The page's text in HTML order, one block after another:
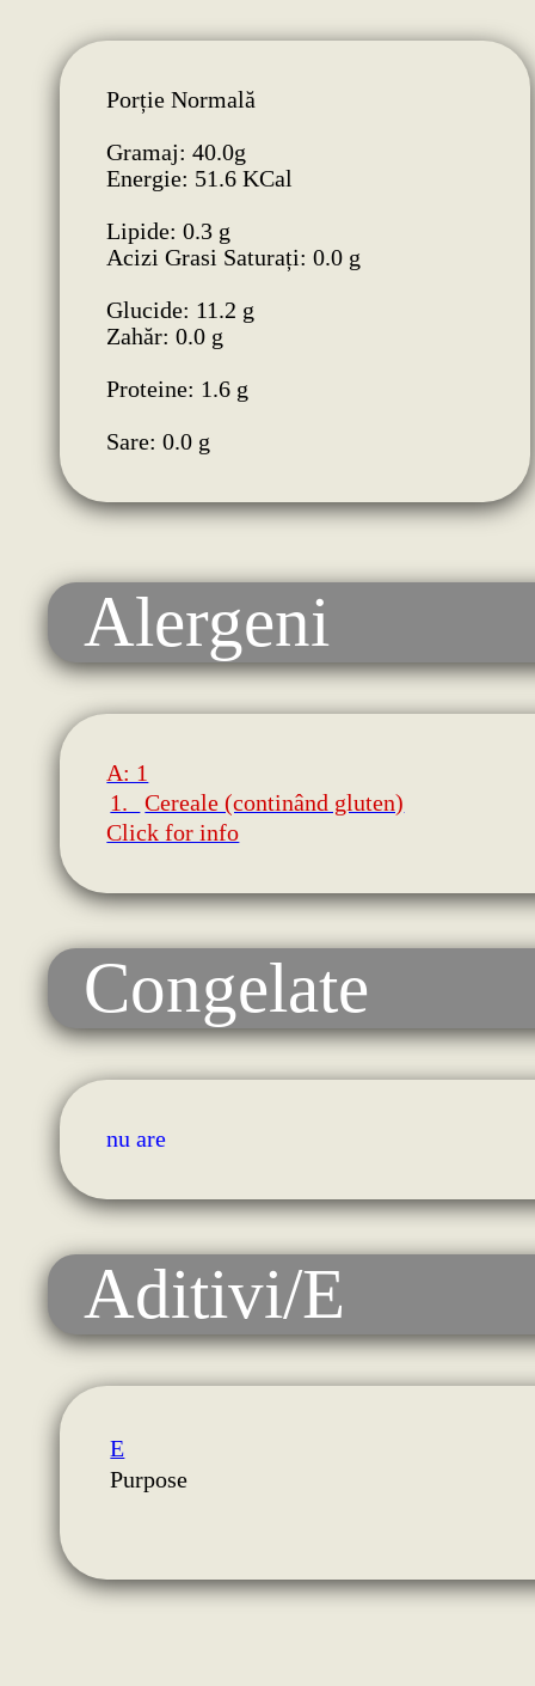
Porție Normală
Gramaj: 40.0g
Energie: 51.6 KCal
Lipide: 0.3 g
Acizi Grasi Saturați: 0.0 g
Glucide: 11.2 g
Zahăr: 0.0 g
Proteine: 1.6 g
Sare: 0.0 g
Alergeni
A: 1
1.
Cereale (continând gluten)
Click for info
Congelate
nu are
Aditivi/E
E
Purpose